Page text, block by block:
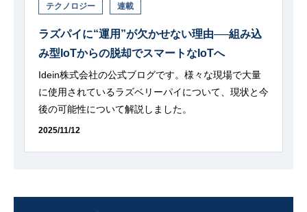
テクノロジー 連載
ラズパイに“運用”が欠かせない理由──組み込
み型IoTからの脱却でスマートなIoTへ
Idein株式会社の公式ブログです。様々な現場で大量
に使用されているラズベリーパイについて、現状と今
後の可能性について解説しました。
2025/11/12